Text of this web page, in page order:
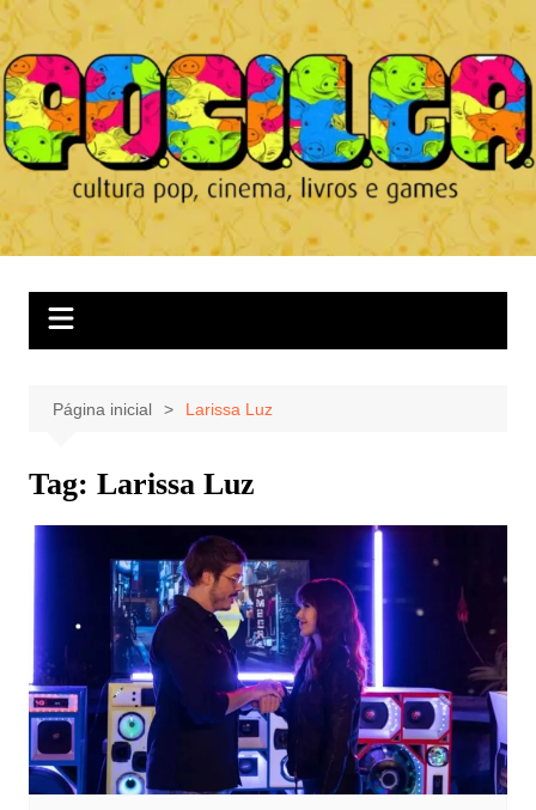
Ir
para
o
conteúdo
Página inicial Larissa Luz
Tag: Larissa Luz